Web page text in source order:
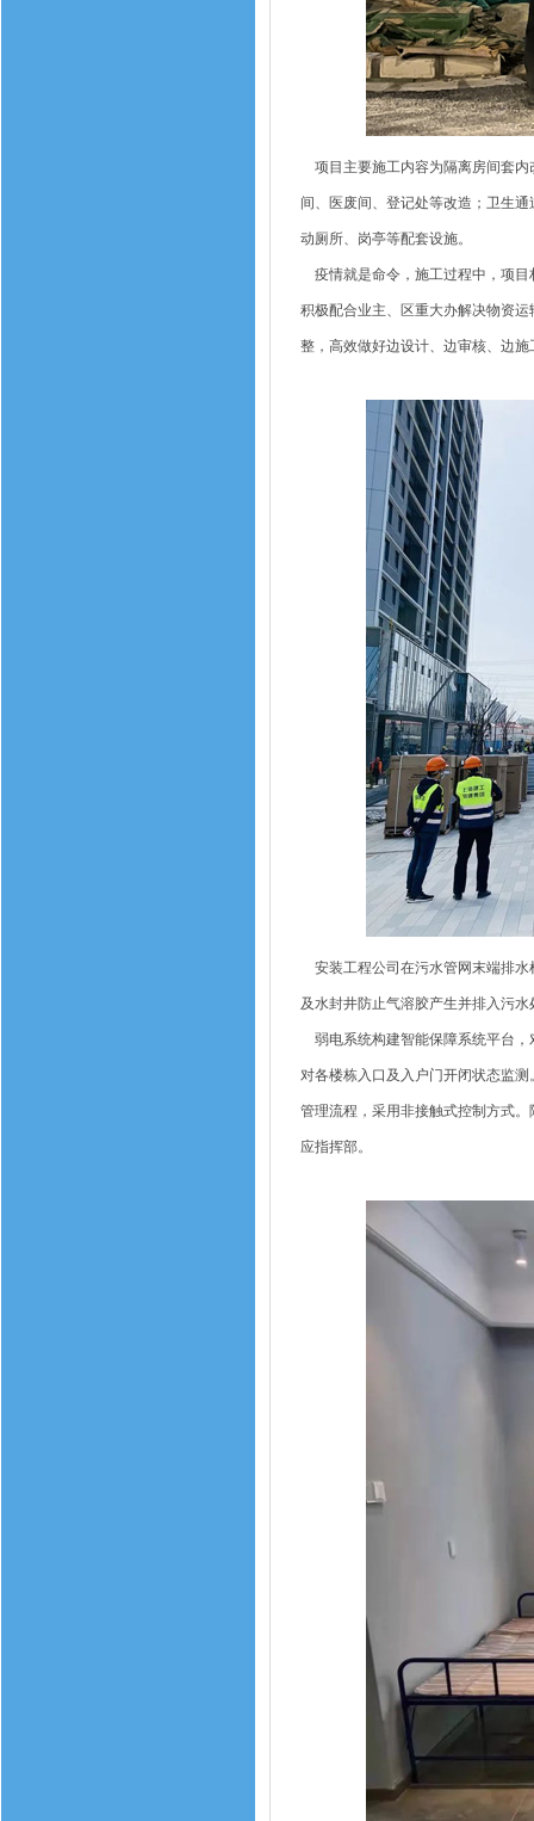
项目主要施工内容为隔离房间套内
间、医废间、登记处等改造；卫生
动厕所、岗亭等配套设施。
疫情就是命令，施工过程中，项目
积极配合业主、区重大办解决物资
整，高效做好边设计、边审核、边施
安装工程公司在污水管网末端排水
及水封井防止气溶胶产生并排入污
弱电系统构建智能保障系统平台，
对各楼栋入口及入户门开闭状态监
管理流程，采用非接触式控制方式
应指挥部。